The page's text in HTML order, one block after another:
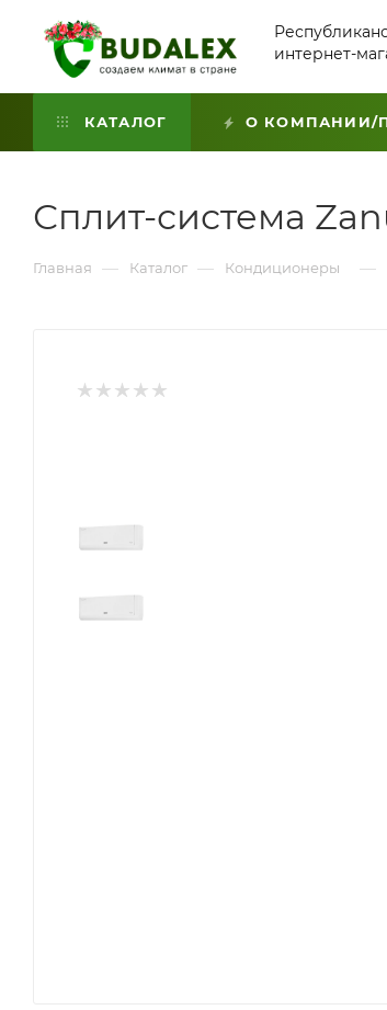
интернет-
КАТАЛОГ О КОМПАНИИ/
Сплит-система
Главная — Каталог — Кондиционеры —